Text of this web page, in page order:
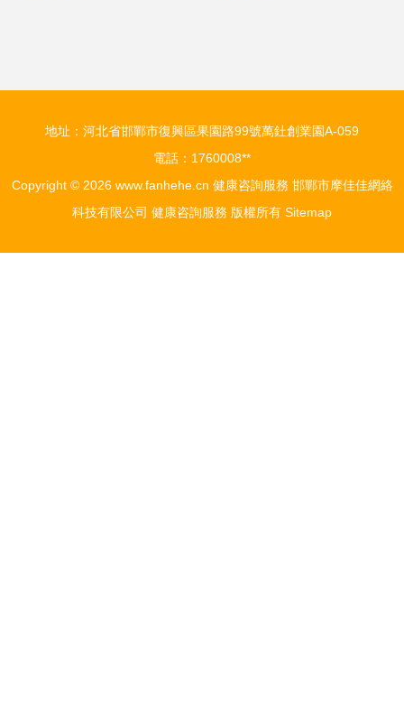
地址：河北省邯鄲市復興區果園路99號萬釷創業園A-059
電話：1760008**
Copyright © 2026 www.fanhehe.cn 健康咨詢服務 邯鄲市摩佳佳網絡
科技有限公司 健康咨詢服務 版權所有 Sitemap